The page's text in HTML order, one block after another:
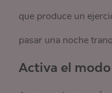
que produce un
pasar una noche
Activa el